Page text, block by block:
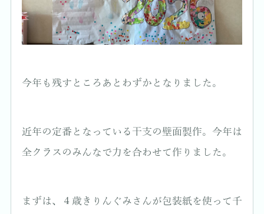
今年も残すところあとわずかとなりました。
近年の定番となっている干支の壁面製作。今年は
全クラスのみんなで力を合わせて作りました。
まずは、４歳きりんぐみさんが包装紙を使って千